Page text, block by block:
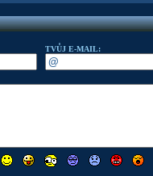
TVŮJ E-MAIL: